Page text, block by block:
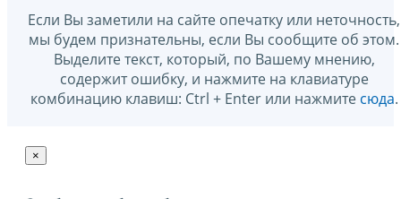
Если Вы заметили на сайте опечатку или неточность,
мы будем признательны, если Вы сообщите об этом.
Выделите текст, который, по Вашему мнению,
содержит ошибку, и нажмите на клавиатуре
комбинацию клавиш: Ctrl + Enter или нажмите сюда.
×